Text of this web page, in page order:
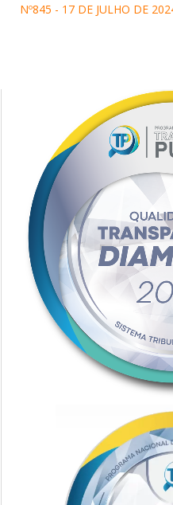
Nº845 - 17 DE JULHO DE